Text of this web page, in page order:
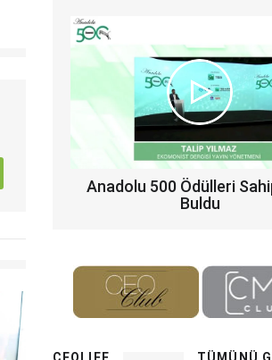
Anadolu 500 Ödülleri
Buldu
CEOLIFE TÜMÜNÜ